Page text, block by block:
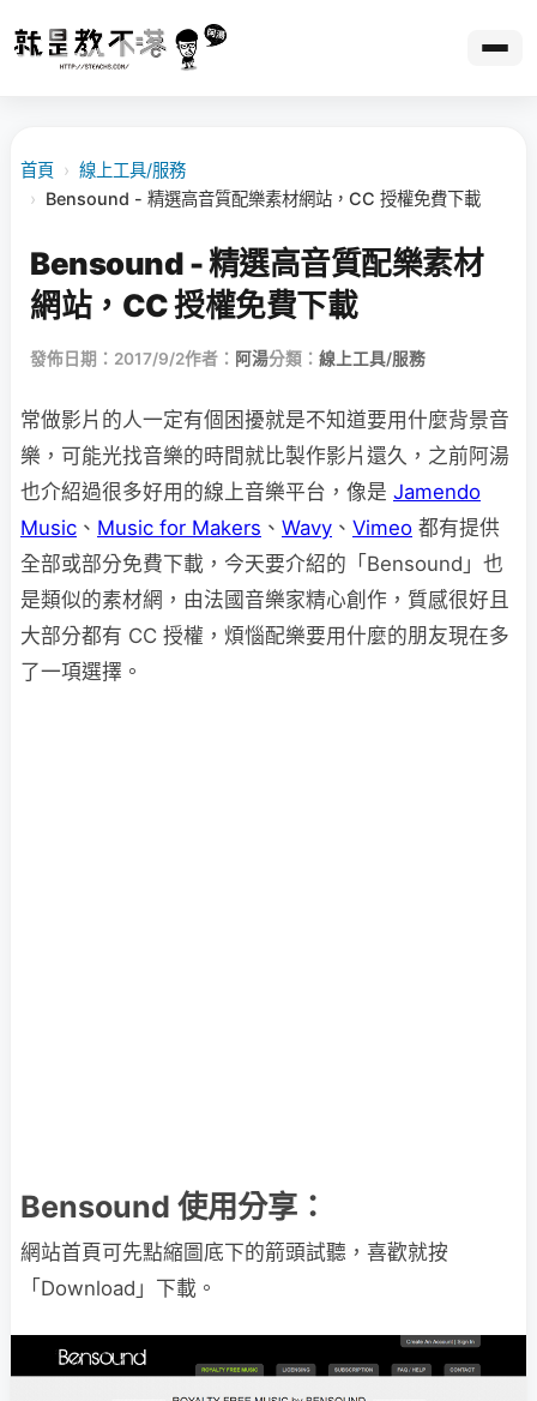
首頁 › 線上工具/服務
› Bensound - 精選高音質配樂素材網站，CC 授權免費下載
Bensound - 精選高音質配樂素材
網站，CC 授權免費下載
發佈日期：2017/9/2作者： 阿湯分類： 線上工具/服務
常做影片的人一定有個困擾就是不知道要用什麼背景音
樂，可能光找音樂的時間就比製作影片還久，之前阿湯
也介紹過很多好用的線上音樂平台，像是 Jamendo
Music 、 Music for Makers 、 Wavy 、 Vimeo 都有提供
全部或部分免費下載，今天要介紹的「Bensound」也
是類似的素材網，由法國音樂家精心創作，質感很好且
大部分都有 CC 授權，煩惱配樂要用什麼的朋友現在多
了一項選擇。
Bensound 使用分享：
網站首頁可先點縮圖底下的箭頭試聽，喜歡就按
「Download」下載。